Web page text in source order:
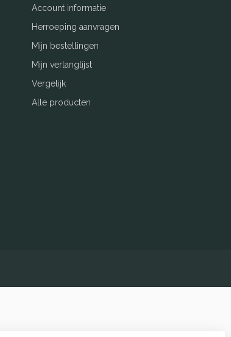
Account informatie
Herroeping aanvragen
Mijn bestellingen
Mijn verlanglijst
Vergelijk
Alle producten